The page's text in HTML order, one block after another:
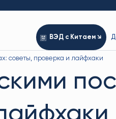
ВЭД с Китаем ↘
советы, проверка и лайфхаки